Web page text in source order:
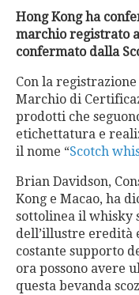
Hong Kong ha
marchio registrato
confermato dalla
Con la
Marchio di
prodotti che
etichettatura e
il nome “Scotch
Brian Davidson,
Kong e Macao, ha
sottolinea il whisky
dell’illustre eredità
costante supporto
ora possono avere
questa bevanda